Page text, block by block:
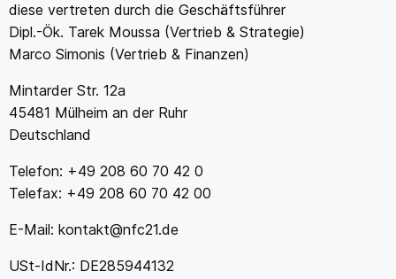
diese vertreten durch die Geschäftsführer
Dipl.-Ök. Tarek Moussa (Vertrieb & Strategie)
Marco Simonis (Vertrieb & Finanzen)
Mintarder Str. 12a
45481 Mülheim an der Ruhr
Deutschland
Telefon: +49 208 60 70 42 0
Telefax: +49 208 60 70 42 00
E-Mail: kontakt@nfc21.de
USt-IdNr.: DE285944132